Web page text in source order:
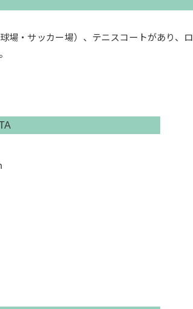
場・サッカー場）、テニスコートがあり、ロ